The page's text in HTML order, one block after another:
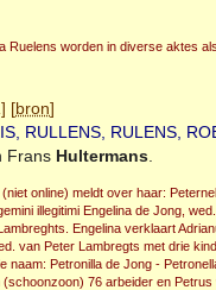
Ruelens worden in diverse aktes
] [bron]
RULLENS, RULENS,
Frans Hultermans
online) meldt over haar:
illegitimi Engelina de Jong,
Engelina verklaart
van Peter Lambregts met drie
naam: Petronilla de Jong -
76 arbeider en